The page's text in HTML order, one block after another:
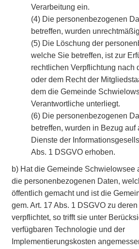
Verarbeitung ein.
(4) Die personenbezogenen
betreffen, wurden
(5) Die Löschung der
welche Sie betreffen, ist zur
rechtlichen Verpflichtung nach
oder dem Recht der
dem die Gemeinde
Verantwortliche unterliegt.
(6) Die personenbezogenen
betreffen, wurden in Bezug auf
Dienste der
Abs. 1 DSGVO erhoben.
b) Hat die Gemeinde Schwielowsee
die personenbezogenen Daten,
öffentlich gemacht und ist die
gem. Art. 17 Abs. 1 DSGVO zu
verpflichtet, so trifft sie unter
verfügbaren Technologie und der
Implementierungskosten